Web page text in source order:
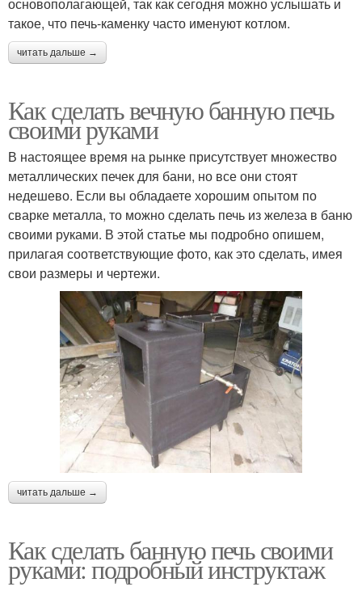
такое, что печь-каменку часто именуют котлом.
читать дальше →
Как сделать вечную банную печь
своими руками
В настоящее время на рынке присутствует множество
металлических печек для бани, но все они стоят
недешево. Если вы обладаете хорошим опытом по
сварке металла, то можно сделать печь из железа в баню
своими руками. В этой статье мы подробно опишем,
прилагая соответствующие фото, как это сделать, имея
свои размеры и чертежи.
читать дальше →
Как сделать банную печь своими
руками: подробный инструктаж